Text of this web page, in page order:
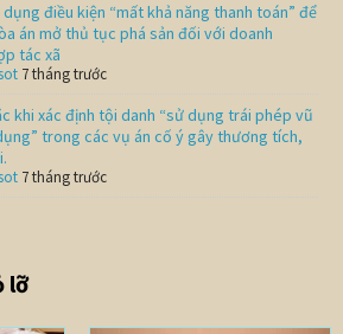
dụng điều kiện “mất khả năng thanh toán” để
án mở thủ tục phá sản đối với doanh
tác xã
7 tháng trước
khi xác định tội danh “sử dụng trái phép vũ
trong các vụ án cố ý gây thương tích,
7 tháng trước
lỡ